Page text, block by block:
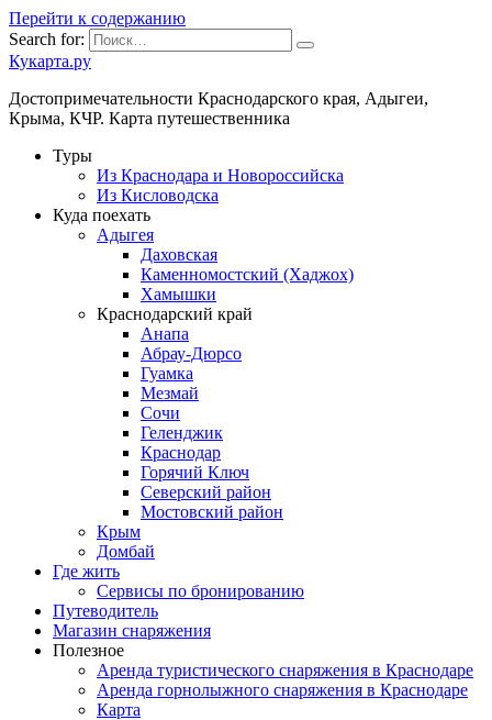
Перейти к содержанию
Search for:
Кукарта.ру
Достопримечательности Краснодарского края, Адыгеи,
Крыма, КЧР. Карта путешественника
Туры
Из Краснодара и Новороссийска
Из Кисловодска
Куда поехать
Адыгея
Даховская
Каменномостский (Хаджох)
Хамышки
Краснодарский край
Анапа
Абрау-Дюрсо
Гуамка
Мезмай
Сочи
Геленджик
Краснодар
Горячий Ключ
Северский район
Мостовский район
Крым
Домбай
Где жить
Сервисы по бронированию
Путеводитель
Магазин снаряжения
Полезное
Аренда туристического снаряжения в Краснодаре
Аренда горнолыжного снаряжения в Краснодаре
Карта